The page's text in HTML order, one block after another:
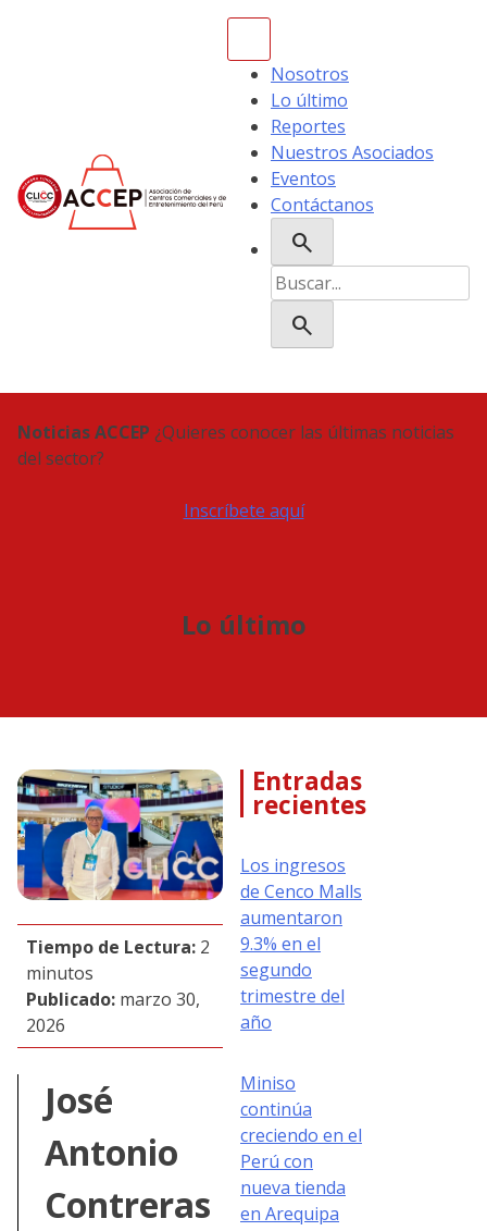
Nosotros
Lo último
Reportes
Nuestros Asociados
Eventos
Contáctanos
search
Buscar:
search
Noticias ACCEP ¿Quieres conocer las últimas noticias
del sector?
Inscríbete aquí
Lo último
Tiempo de Lectura: 2
minutos
Publicado: marzo 30,
2026
José
Antonio
Contreras
Entradas
recientes
Los ingresos
de Cenco Malls
aumentaron
9.3% en el
segundo
trimestre del
año
Miniso
continúa
creciendo en el
Perú con
nueva tienda
en Arequipa